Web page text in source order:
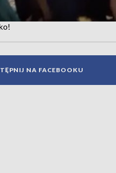
NA FACEBOOKU